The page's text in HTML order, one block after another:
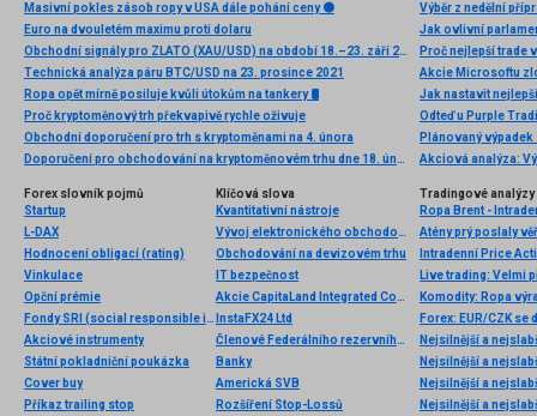
Masivní pokles zásob ropy v USA dále pohání ceny ⚫
Euro na dvouletém maximu proti dolaru
Obchodní signály pro ZLATO (XAU/USD) na období 18.–23. září 2025: prodej pod 3 671 USD (7/8 Murray – 21 SMA)
Technická analýza páru BTC/USD na 23. prosince 2021
Ropa opět mírně posiluje kvůli útokům na tankery 🛢️
Proč kryptoměnový trh překvapivě rychle oživuje
Obchodní doporučení pro trh s kryptoměnami na 4. února
Doporučení pro obchodování na kryptoměnovém trhu dne 18. února
Výběr z nedělní
Proč nejlepší trade
Plánovaný výpadek
Forex slovník pojmů
Startup
L-DAX
Hodnocení obligací (rating)
Vinkulace
Opční prémie
Fondy SRI (social responsible investments)
Akciové instrumenty
Státní pokladniční poukázka
Cover buy
Příkaz trailing stop
Klíčová slova
Kvantitativní nástroje
Vývoj elektronického obchodování
Obchodování na devizovém trhu
IT bezpečnost
Akcie CapitaLand Integrated Commercial Trust
InstaFX24 Ltd
Členové Federálního rezervního systému
Banky
Americká SVB
Rozšíření Stop-Lossů
Tradingové analýzy
Ropa Brent -
Atény prý poslaly
Intradenní Price
Live trading: Velmi
Forex: EUR/CZK se
Nejsilnější a
Nejsilnější a
Nejsilnější a
Nejsilnější a